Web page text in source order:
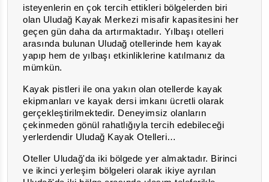
isteyenlerin en çok tercih ettikleri bölgelerden biri
olan Uludağ Kayak Merkezi misafir kapasitesini her
geçen gün daha da artırmaktadır. Yılbaşı otelleri
arasında bulunan Uludağ otellerinde hem kayak
yapıp hem de yılbaşı etkinliklerine katılmanız da
mümkün.
Kayak pistleri ile ona yakın olan otellerde kayak
ekipmanları ve kayak dersi imkanı ücretli olarak
gerçekleştirilmektedir. Deneyimsiz olanların
çekinmeden gönül rahatlığıyla tercih edebileceği
yerlerdendir Uludağ Kayak Otelleri…
Oteller Uludağ'da iki bölgede yer almaktadır. Birinci
ve ikinci yerleşim bölgeleri olarak ikiye ayrılan